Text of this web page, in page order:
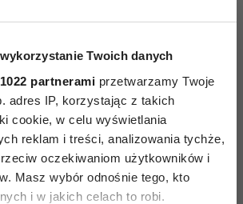
Twoich danych
partnerami przetwarzamy Twoje
adres IP, korzystając z takich
cookie, w celu wyświetlania
reklam i treści, analizowania tychże,
oczekiwaniom użytkowników i
Masz wybór odnośnie tego, kto
i w jakich celach to robi.